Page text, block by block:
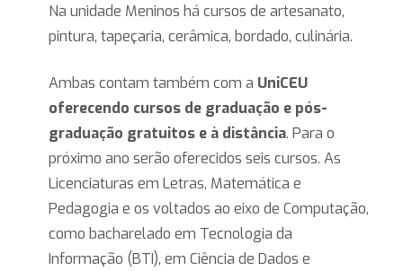
Na unidade Meninos há cursos de artesanato,
pintura, tapeçaria, cerâmica, bordado, culinária.
Ambas contam também com a UniCEU
oferecendo cursos de graduação e pós-
graduação gratuitos e à distância. Para o
próximo ano serão oferecidos seis cursos. As
Licenciaturas em Letras, Matemática e
Pedagogia e os voltados ao eixo de Computação,
como bacharelado em Tecnologia da
Informação (BTI), em Ciência de Dados e